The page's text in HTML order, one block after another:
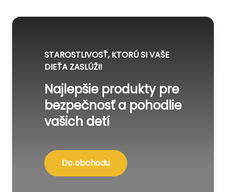
STAROSTLIVOSŤ, KTORÚ SI VAŠE
DIEŤA ZASLÚŽI!
Najlepšie produkty pre
bezpečnosť a pohodlie
vašich detí
Do obchodu